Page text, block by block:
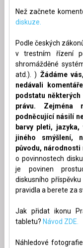
Než začnete
diskuze.
Podle českých
v trestním řízení
shromážděné
atd.). ) Žádáme
nedávali
podstatu
právu. Zejména
podněcující násilí
barvy pleti,
jiného smýšlení,
původu, národnosti
o povinnostech
je povinen
diskusního
pravidla a berete za
Jak přidat ikonu
tabletu? Návod ZDE.
Náhledové